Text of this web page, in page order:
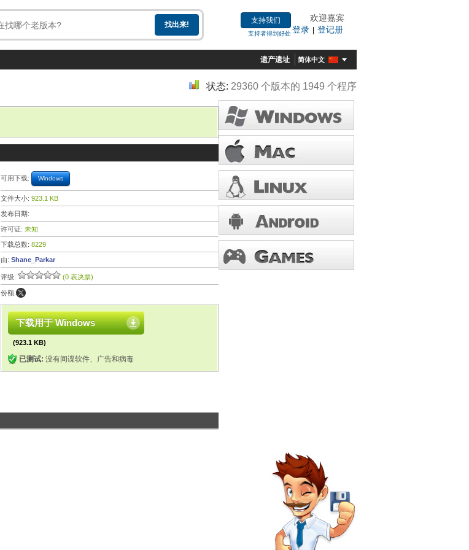
支持我们
支持者得到好处
欢迎嘉宾
登录 | 登记册
遗产遗址 简体中文
状态: 29360 个版本的 1949 个程序
可用下载: Windows
文件大小: 923.1 KB
发布日期:
许可证: 未知
下载总数: 8229
由: Shane_Parkar
评级: (0 表决票)
份额:
下载用于 Windows
(923.1 KB)
已测试: 没有间谍软件、广告和病毒